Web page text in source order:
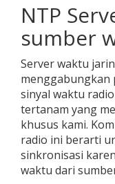
NTP
sumber
Server waktu
menggabungkan
sinyal waktu
tertanam yang
khusus kami.
radio ini berarti
sinkronisasi
waktu dari